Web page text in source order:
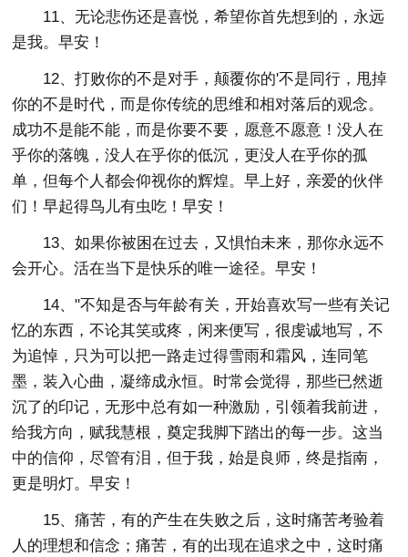
11、无论悲伤还是喜悦，希望你首先想到的，永远
是我。早安！
12、打败你的不是对手，颠覆你的'不是同行，甩掉
你的不是时代，而是你传统的思维和相对落后的观念。
成功不是能不能，而是你要不要，愿意不愿意！没人在
乎你的落魄，没人在乎你的低沉，更没人在乎你的孤
单，但每个人都会仰视你的辉煌。早上好，亲爱的伙伴
们！早起得鸟儿有虫吃！早安！
13、如果你被困在过去，又惧怕未来，那你永远不
会开心。活在当下是快乐的唯一途径。早安！
14、"不知是否与年龄有关，开始喜欢写一些有关记
忆的东西，不论其笑或疼，闲来便写，很虔诚地写，不
为追悼，只为可以把一路走过得雪雨和霜风，连同笔
墨，装入心曲，凝缔成永恒。时常会觉得，那些已然逝
沉了的印记，无形中总有如一种激励，引领着我前进，
给我方向，赋我慧根，奠定我脚下踏出的每一步。这当
中的信仰，尽管有泪，但于我，始是良师，终是指南，
更是明灯。早安！
15、痛苦，有的产生在失败之后，这时痛苦考验着
人的理想和信念；痛苦，有的出现在追求之中，这时痛